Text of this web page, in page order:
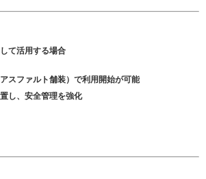
て活用する場合
スファルト舗装）で利用開始が可能
し、安全管理を強化